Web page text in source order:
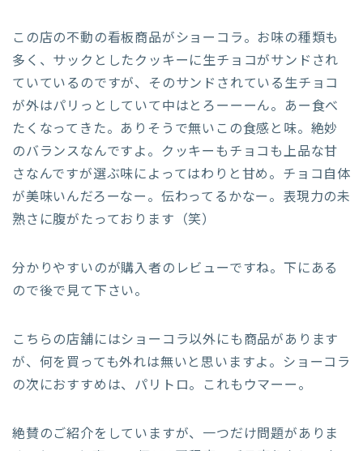
この店の不動の看板商品がショーコラ。お味の種類も
多く、サックとしたクッキーに生チョコがサンドされ
ていているのですが、そのサンドされている生チョコ
が外はパリっとしていて中はとろーーーん。あー食べ
たくなってきた。ありそうで無いこの食感と味。絶妙
のバランスなんですよ。クッキーもチョコも上品な甘
さなんですが選ぶ味によってはわりと甘め。チョコ自体
が美味いんだろーなー。伝わってるかなー。表現力の未
熟さに腹がたっております（笑）
分かりやすいのが購入者のレビューですね。下にある
ので後で見て下さい。
こちらの店舗にはショーコラ以外にも商品があります
が、何を買っても外れは無いと思いますよ。ショーコラ
の次におすすめは、パリトロ。これもウマーー。
絶賛のご紹介をしていますが、一つだけ問題がありま